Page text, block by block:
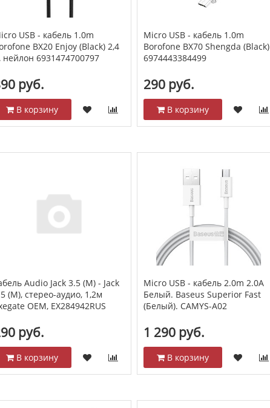
USB - кабель 1.0m
BX20 Enjoy (Black) 2,4
нейлон 6931474700797
руб.
В корзину
Micro USB - кабель 1.0m
Borofone BX70 Shengda (Black)
6974443384499
290 руб.
В корзину
Audio Jack 3.5 (M) - Jack
(M), стерео-аудио, 1,2м
OEM, EX284942RUS
руб.
В корзину
Micro USB - кабель 2.0m 2.0A
Белый. Baseus Superior Fast
(Белый). CAMYS-A02
1 290 руб.
В корзину